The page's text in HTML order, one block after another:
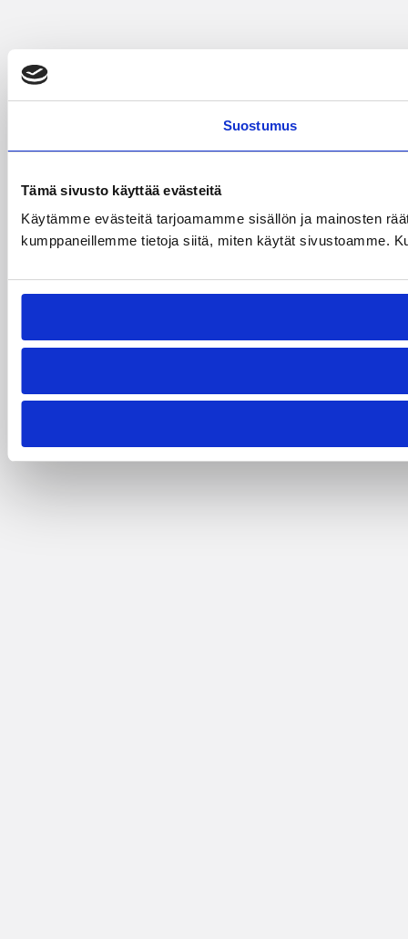
Suostumus
Tämä sivusto käyttää evästeitä
Käytämme evästeitä tarjoamamme sisällön ja mainosten
kumppaneillemme tietoja siitä, miten käytät sivustoamme.